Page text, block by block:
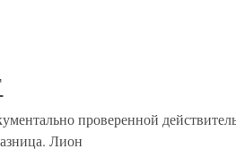
проверенной
Лион